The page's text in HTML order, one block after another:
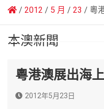
2012 5 月 23 粵
本澳新聞
粵港澳展出海
2012年5月23日